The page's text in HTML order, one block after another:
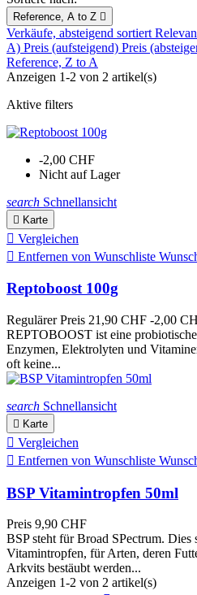
Reference, A to Z 
Verkäufe, absteigend sortiert
A) Preis (aufsteigend) Preis
Reference, Z to A
Anzeigen 1-2 von 2 artikel(s)
Aktive filters
-2,00 CHF
Nicht auf Lager
search Schnellansicht
 Karte
 Vergleichen
 Entfernen von Wunschliste
Reptoboost 100g
Regulärer Preis 21,90 CHF -2,00
REPTOBOOST ist eine
Enzymen, Elektrolyten und
oft keine...
search Schnellansicht
 Karte
 Vergleichen
 Entfernen von Wunschliste
BSP Vitamintropfen 50ml
Preis 9,90 CHF
BSP steht für Broad SPectrum. Dies
Vitamintropfen, für Arten, deren
Arkvits bestäubt werden...
Anzeigen 1-2 von 2 artikel(s)